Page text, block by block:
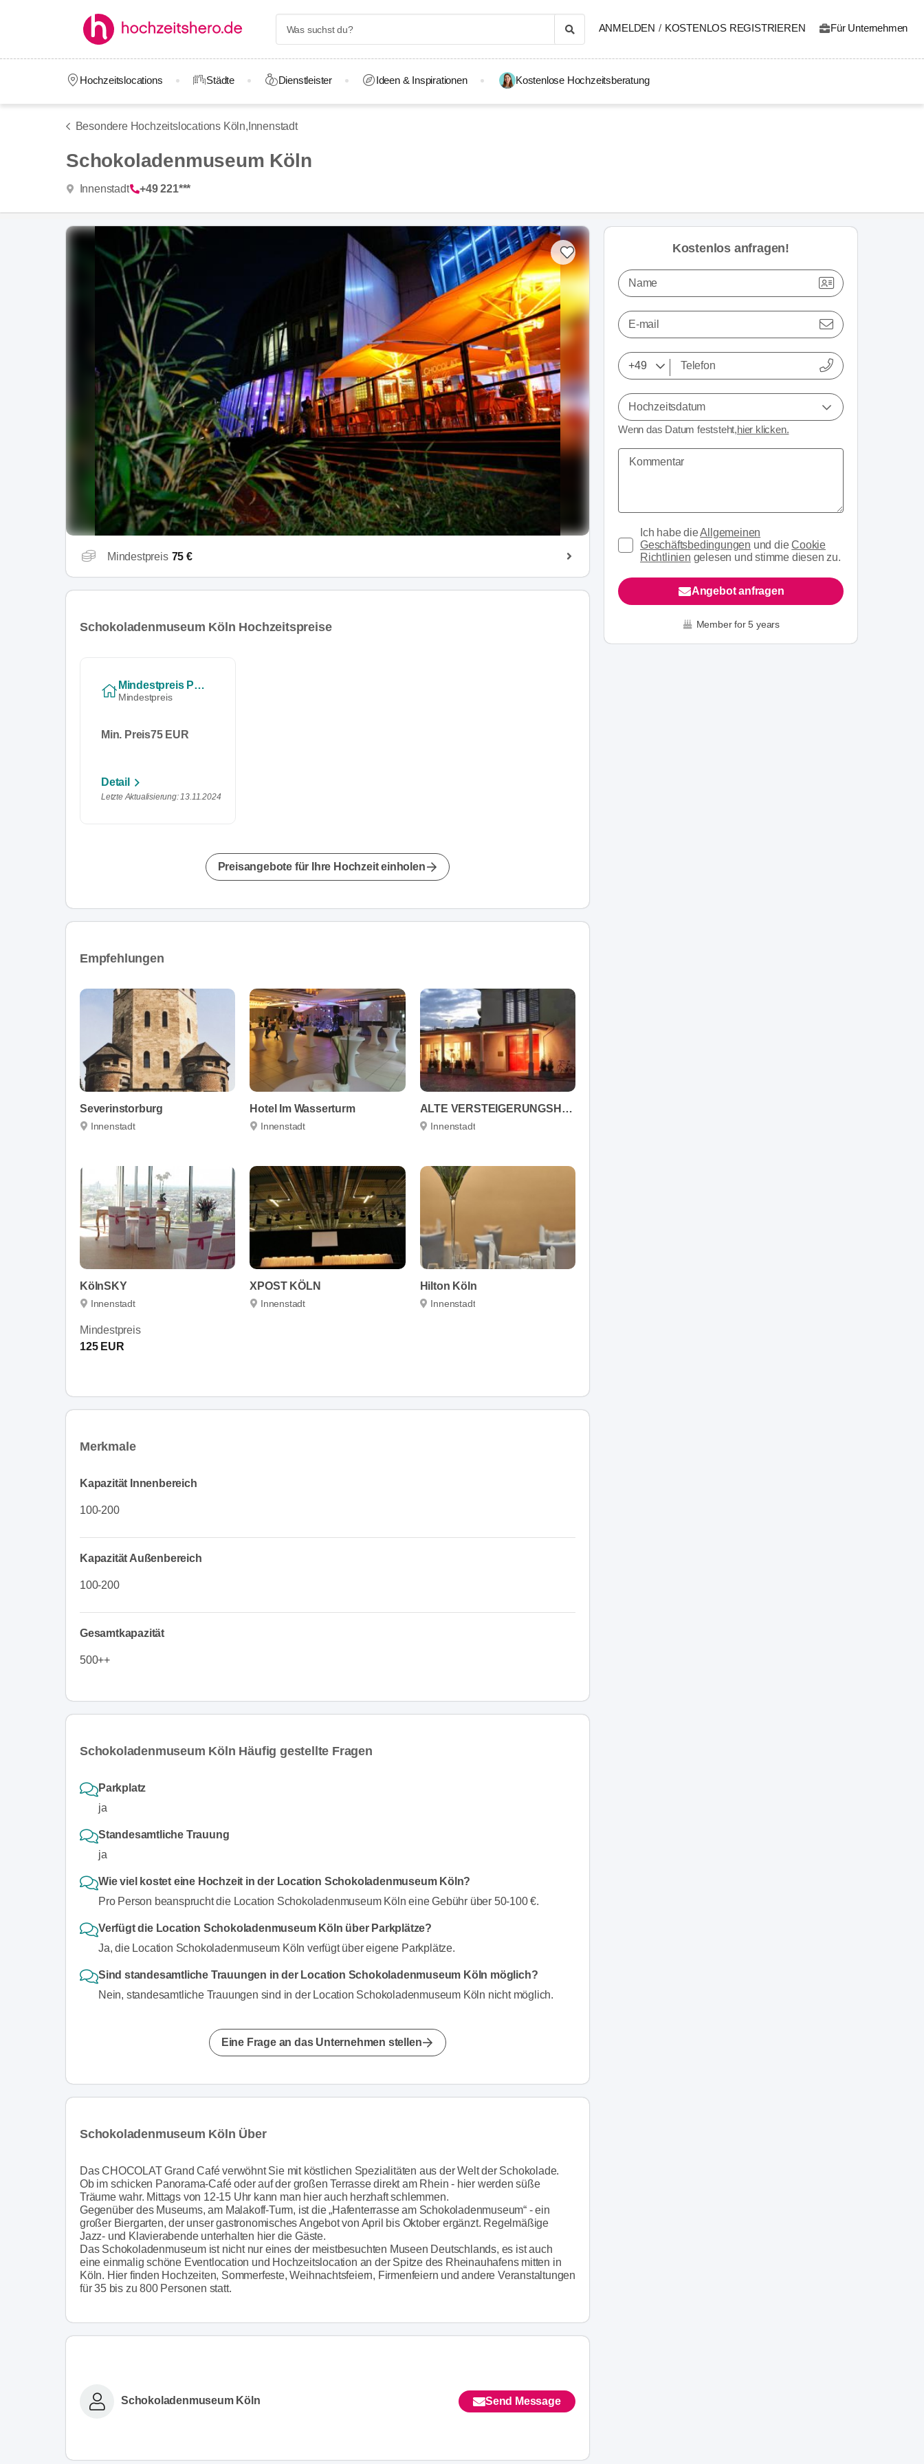
ANMELDEN / KOSTENLOS REGISTRIEREN Für Unternehmen
Hochzeitslocations Städte Dienstleister Ideen & Inspirationen Kostenlose Hochzeitsberatung
Besondere Hochzeitslocations Köln, Innenstadt
Schokoladenmuseum Köln
Innenstadt +49 221***
Mindestpreis 75 €
Schokoladenmuseum Köln Hochzeitspreise
Mindestpreis Pro Person
Mindestpreis
Min. Preis75 EUR
Detail
Letzte Aktualisierung: 13.11.2024
Preisangebote für Ihre Hochzeit einholen
Empfehlungen
Severinstorburg
Innenstadt
Hotel Im Wasserturm
Innenstadt
ALTE VERSTEIGERUNGSHALLE
Innenstadt
KölnSKY
Innenstadt
Mindestpreis
125 EUR
XPOST KÖLN
Innenstadt
Hilton Köln
Innenstadt
Merkmale
Kapazität Innenbereich
100-200
Kapazität Außenbereich
100-200
Gesamtkapazität
500++
Schokoladenmuseum Köln Häufig gestellte Fragen
Parkplatz
ja
Standesamtliche Trauung
ja
Wie viel kostet eine Hochzeit in der Location Schokoladenmuseum Köln?
Pro Person beansprucht die Location Schokoladenmuseum Köln eine Gebühr über 50-100 €.
Verfügt die Location Schokoladenmuseum Köln über Parkplätze?
Ja, die Location Schokoladenmuseum Köln verfügt über eigene Parkplätze.
Sind standesamtliche Trauungen in der Location Schokoladenmuseum Köln möglich?
Nein, standesamtliche Trauungen sind in der Location Schokoladenmuseum Köln nicht möglich.
Eine Frage an das Unternehmen stellen
Schokoladenmuseum Köln Über
Das CHOCOLAT Grand Café verwöhnt Sie mit köstlichen Spezialitäten aus der Welt der Schokolade.
Ob im schicken Panorama-Café oder auf der großen Terrasse direkt am Rhein - hier werden süße
Träume wahr. Mittags von 12-15 Uhr kann man hier auch herzhaft schlemmen.
Gegenüber des Museums, am Malakoff-Turm, ist die „Hafenterrasse am Schokoladenmuseum“ - ein
großer Biergarten, der unser gastronomisches Angebot von April bis Oktober ergänzt. Regelmäßige
Jazz- und Klavierabende unterhalten hier die Gäste.
Das Schokoladenmuseum ist nicht nur eines der meistbesuchten Museen Deutschlands, es ist auch
eine einmalig schöne Eventlocation und Hochzeitslocation an der Spitze des Rheinauhafens mitten in
Köln. Hier finden Hochzeiten, Sommerfeste, Weihnachtsfeiern, Firmenfeiern und andere Veranstaltungen
für 35 bis zu 800 Personen statt.
Schokoladenmuseum Köln Send Message
Kostenlos anfragen!
Name
E-mail
Hochzeitsdatum
Wenn das Datum feststeht,hier klicken.
Ich habe dieAllgemeinen
Geschäftsbedingungen und dieCookie
Richtlinien gelesen und stimme diesen zu.
Angebot anfragen
Member for 5 years